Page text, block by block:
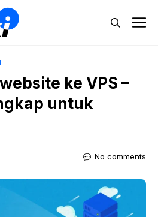
ke VPS –
untuk
No comments